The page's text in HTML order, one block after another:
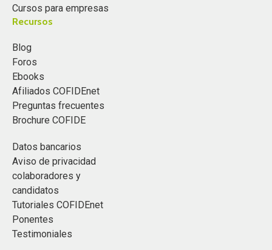
Cursos para empresas
Recursos
Blog
Foros
Ebooks
Afiliados COFIDEnet
Preguntas frecuentes
Brochure COFIDE
Datos bancarios
Aviso de privacidad
colaboradores y
candidatos
Tutoriales COFIDEnet
Ponentes
Testimoniales